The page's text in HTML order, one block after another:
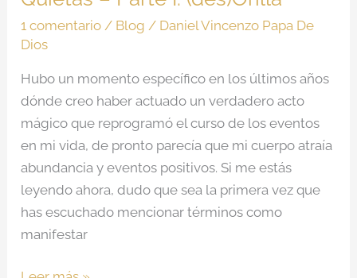
1 comentario / Blog / Daniel Vincenzo Papa De
Dios
Hubo un momento específico en los últimos años
dónde creo haber actuado un verdadero acto
mágico que reprogramó el curso de los eventos
en mi vida, de pronto parecía que mi cuerpo atraía
abundancia y eventos positivos. Si me estás
leyendo ahora, dudo que sea la primera vez que
has escuchado mencionar términos como
manifestar